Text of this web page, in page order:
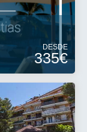
DESDE
335€